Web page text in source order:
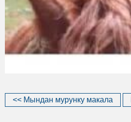
<< Мындан мурунку макала